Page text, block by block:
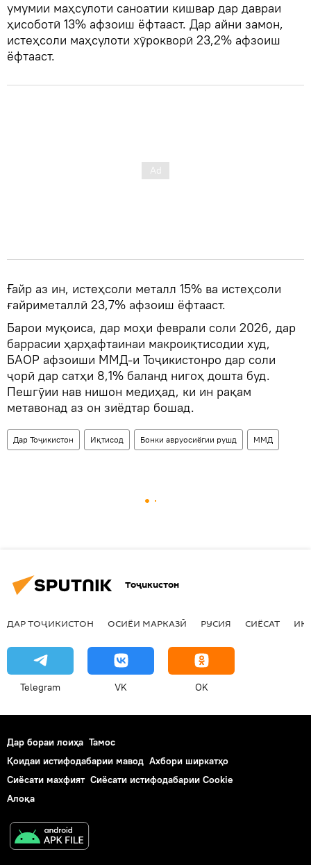
умумии маҳсулоти саноатии кишвар дар давраи
ҳисоботӣ 13% афзоиш ёфтааст. Дар айни замон,
истеҳсоли маҳсулоти хӯрокворӣ 23,2% афзоиш
ёфтааст.
Ғайр аз ин, истеҳсоли металл 15% ва истеҳсоли
ғайриметаллӣ 23,7% афзоиш ёфтааст.
Барои муқоиса, дар моҳи феврали соли 2026, дар
баррасии ҳарҳафтаинаи макроиқтисодии худ,
БАОР афзоиши ММД-и Тоҷикистонро дар соли
ҷорӣ дар сатҳи 8,1% баланд нигоҳ дошта буд.
Пешгӯии нав нишон медиҳад, ки ин рақам
метавонад аз он зиёдтар бошад.
Дар Тоҷикистон Иқтисод Бонки авруосиёгии рушд ММД
Тоҷикистон
ДАР ТОҶИКИСТОН ОСИЁИ МАРКАЗӢ РУСИЯ СИЁСАТ
Telegram VK OK
Дар бораи лоиҳа Тамос
Қоидаи истифодабарии мавод Ахбори ширкатҳо
Сиёсати махфият Сиёсати истифодабарии Cookie
Алоқа